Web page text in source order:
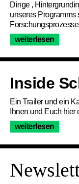
Über
Dinge ,
unseres Programms
weiterlesen
Inside
Ein Trailer und ein
Ihnen und Euch
weiterlesen
Für